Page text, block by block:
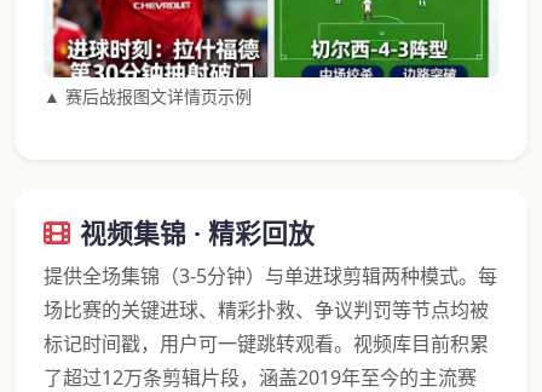
▲ 赛后战报图文详情页示例
视频集锦 · 精彩回放
提供全场集锦（3-5分钟）与单进球剪辑两种模式。每
场比赛的关键进球、精彩扑救、争议判罚等节点均被
标记时间戳，用户可一键跳转观看。视频库目前积累
了超过12万条剪辑片段，涵盖2019年至今的主流赛